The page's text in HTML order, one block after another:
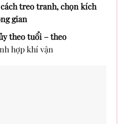
treo tranh, chọn kích
gian
theo tuổi – theo
hợp khí vận